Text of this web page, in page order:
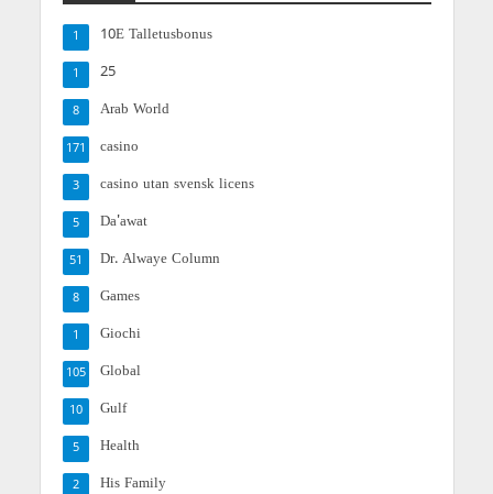
10E Talletusbonus
1
25
1
Arab World
8
casino
171
casino utan svensk licens
3
Da'awat
5
Dr. Alwaye Column
51
Games
8
Giochi
1
Global
105
Gulf
10
Health
5
His Family
2